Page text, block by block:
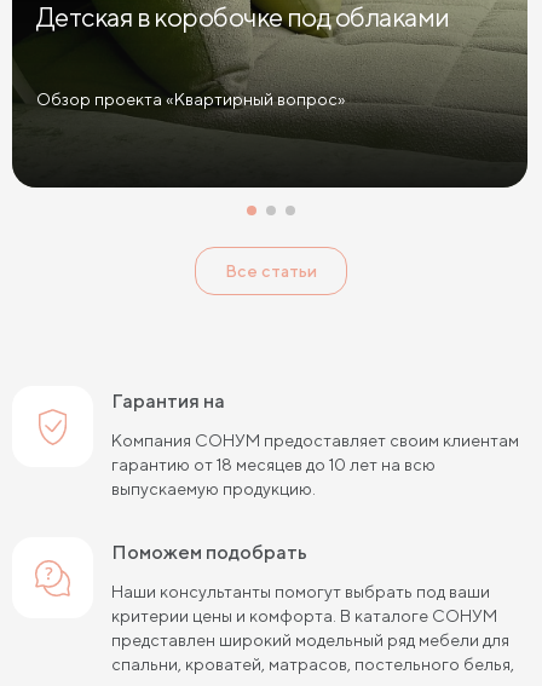
Детская в коробочке под облаками
Обзор проекта «Квартирный вопрос»
Все статьи
Гарантия на
Компания СОНУМ предоставляет своим клиентам
гарантию от 18 месяцев до 10 лет на всю
выпускаемую продукцию.
Поможем подобрать
Наши консультанты помогут выбрать под ваши
критерии цены и комфорта. В каталоге СОНУМ
представлен широкий модельный ряд мебели для
спальни, кроватей, матрасов, постельного белья,